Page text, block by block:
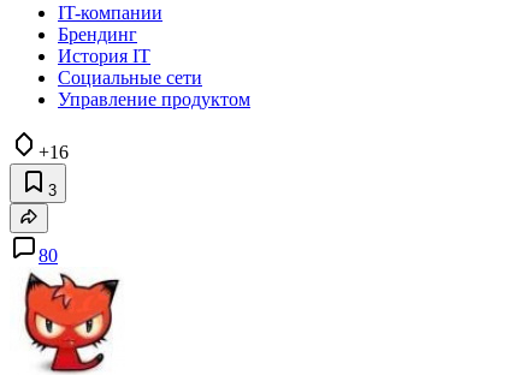
IT-компании
Брендинг
История IT
Социальные сети
Управление продуктом
+16
3
80